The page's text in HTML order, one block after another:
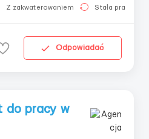
na palety. Każdy pr...
Z zakwaterowaniem Stała praca
Odpowiadać
do pracy w